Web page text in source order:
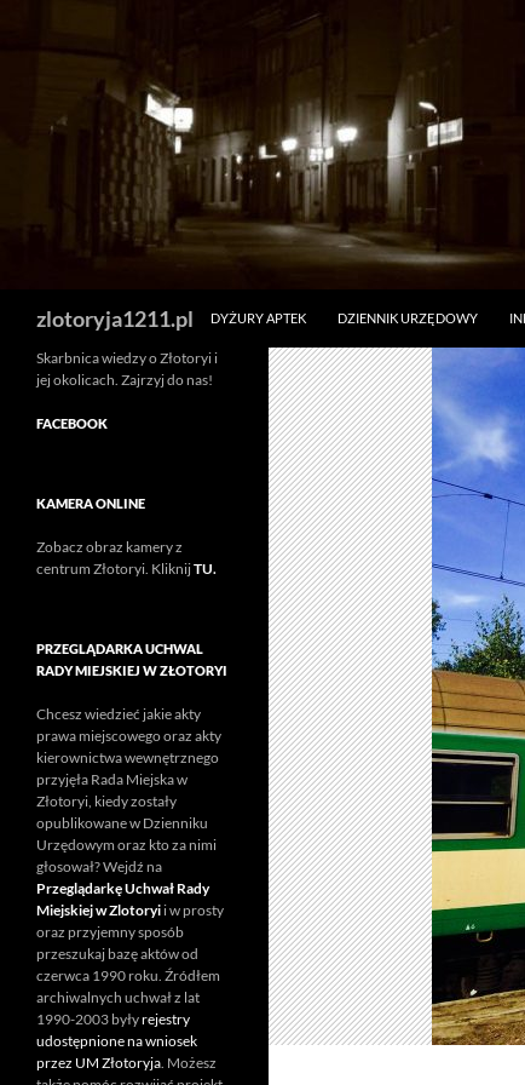
zlotoryja1211.pl DYŻURY APTEK DZIENNIK URZĘDOWY
Skarbnica wiedzy o Złotoryi i
jej okolicach. Zajrzyj do nas!
FACEBOOK
KAMERA ONLINE
Zobacz obraz kamery z
centrum Złotoryi. KliknijTU.
PRZEGLĄDARKA UCHWAL
RADY MIEJSKIEJ W ZŁOTORYI
Chcesz wiedzieć jakie akty
prawa miejscowego oraz akty
kierownictwa wewnętrznego
przyjęła Rada Miejska w
Złotoryi, kiedy zostały
opublikowane w Dzienniku
Urzędowym oraz kto za nimi
głosował? Wejdź na
Przeglądarkę Uchwał Rady
Miejskiej w Zlotoryi i w prosty
oraz przyjemny sposób
przeszukaj bazę aktów od
czerwca 1990 roku. Źródłem
archiwalnych uchwał z lat
1990-2003 byłyrejestry
udostępnione na wniosek
przez UM Złotoryja. Możesz